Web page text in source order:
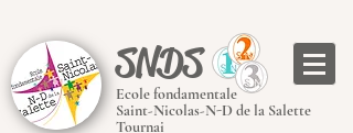
SNDS
Ecole fondamentale
Saint-Nicolas-N-D de la Salette
Tournai